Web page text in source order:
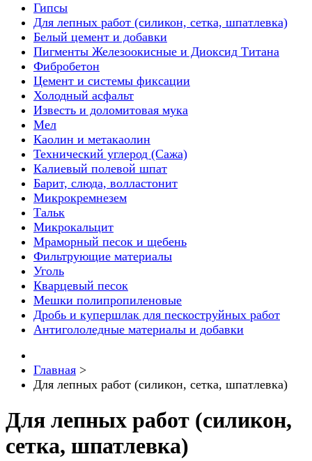
Гипсы
Для лепных работ (силикон, сетка, шпатлевка)
Белый цемент и добавки
Пигменты Железоокисные и Диоксид Титана
Фибробетон
Цемент и системы фиксации
Холодный асфальт
Известь и доломитовая мука
Мел
Каолин и метакаолин
Технический углерод (Сажа)
Калиевый полевой шпат
Барит, слюда, волластонит
Микрокремнезем
Тальк
Микрокальцит
Мраморный песок и щебень
Фильтрующие материалы
Уголь
Кварцевый песок
Мешки полипропиленовые
Дробь и купершлак для пескоструйных работ
Антигололедные материалы и добавки
Главная >
Для лепных работ (силикон, сетка, шпатлевка)
Для лепных работ (силикон,
сетка, шпатлевка)